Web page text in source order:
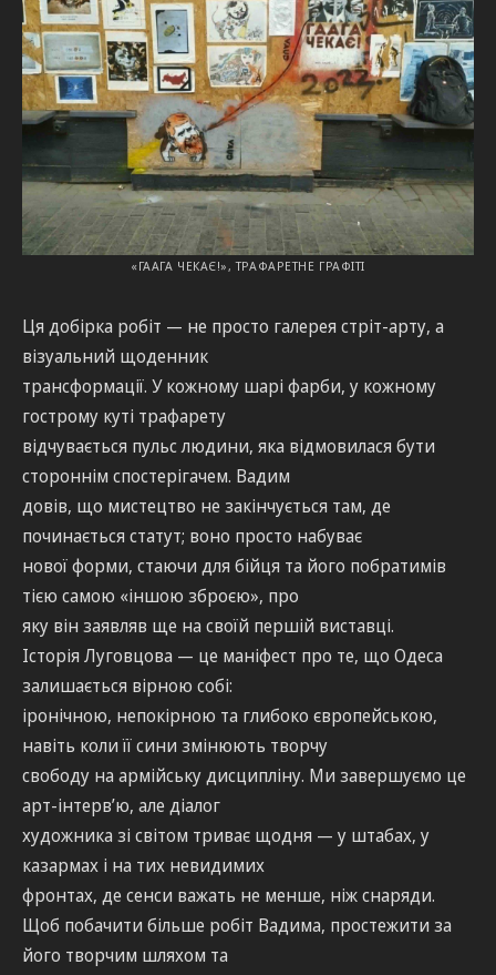
«ГААГА ЧЕКАЄ!», ТРАФАРЕТНЕ ГРАФІТІ
Ця добірка робіт — не просто галерея стріт-арту, а
візуальний щоденник
трансформації. У кожному шарі фарби, у кожному
гострому куті трафарету
відчувається пульс людини, яка відмовилася бути
стороннім спостерігачем. Вадим
довів, що мистецтво не закінчується там, де
починається статут; воно просто набуває
нової форми, стаючи для бійця та його побратимів
тією самою «іншою зброєю», про
яку він заявляв ще на своїй першій виставці.
Історія Луговцова — це маніфест про те, що Одеса
залишається вірною собі:
іронічною, непокірною та глибоко європейською,
навіть коли її сини змінюють творчу
свободу на армійську дисципліну. Ми завершуємо це
арт-інтерв’ю, але діалог
художника зі світом триває щодня — у штабах, у
казармах і на тих невидимих
фронтах, де сенси важать не менше, ніж снаряди.
Щоб побачити більше робіт Вадима, простежити за
його творчим шляхом та